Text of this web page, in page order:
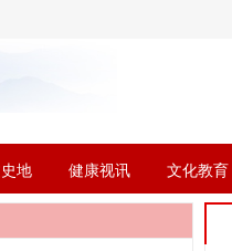
地 健康视讯 文化教育